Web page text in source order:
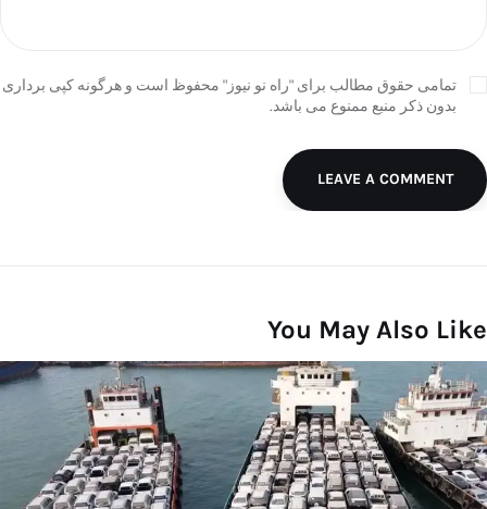
تمامی حقوق مطالب برای "راه نو نیوز" محفوظ است و هرگونه کپی برداری
بدون ذکر منبع ممنوع می باشد.
LEAVE A COMMENT
You May Also Like